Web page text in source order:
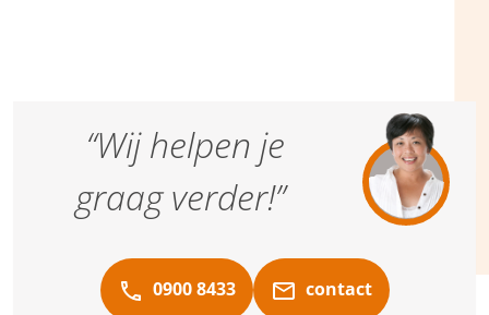
“Wij helpen je
graag verder!”
0900 8433 contact